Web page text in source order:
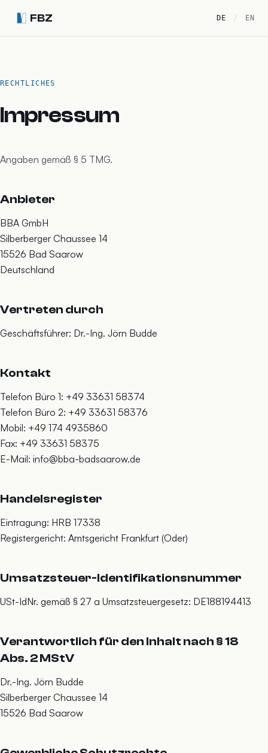
FBZ DE / EN
RECHTLICHES
Impressum
Angaben gemäß § 5 TMG.
Anbieter
BBA GmbH
Silberberger Chaussee 14
15526 Bad Saarow
Deutschland
Vertreten durch
Geschäftsführer: Dr.-Ing. Jörn Budde
Kontakt
Telefon Büro 1: +49 33631 58374
Telefon Büro 2: +49 33631 58376
Mobil: +49 174 4935860
Fax: +49 33631 58375
E-Mail: info@bba-badsaarow.de
Handelsregister
Eintragung: HRB 17338
Registergericht: Amtsgericht Frankfurt (Oder)
Umsatzsteuer-Identifikationsnummer
USt-IdNr. gemäß § 27 a Umsatzsteuergesetz: DE188194413
Verantwortlich für den Inhalt nach § 18
Abs. 2 MStV
Dr.-Ing. Jörn Budde
Silberberger Chaussee 14
15526 Bad Saarow